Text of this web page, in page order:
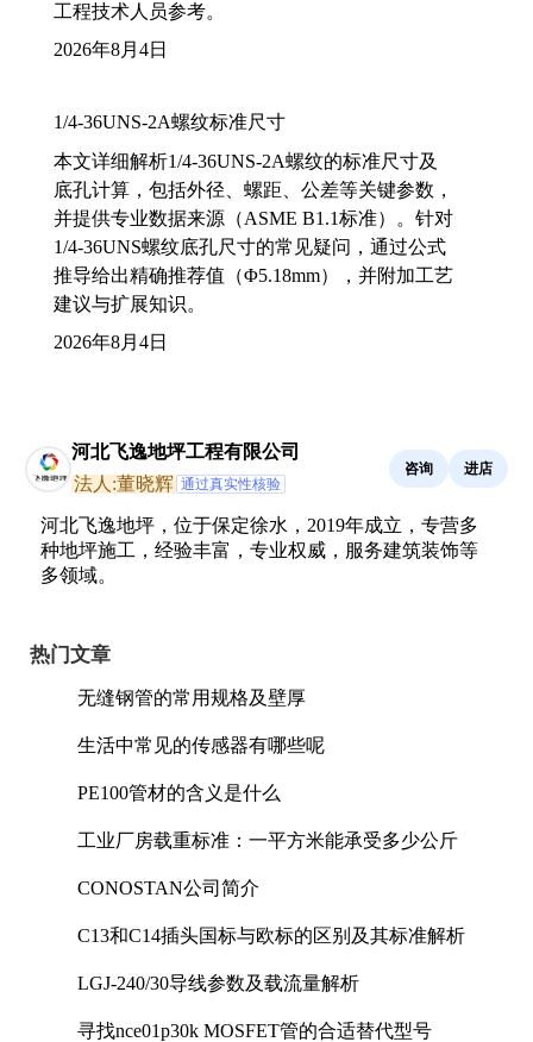
工程技术人员参考。
2026年8月4日
1/4-36UNS-2A螺纹标准尺寸
本文详细解析1/4-36UNS-2A螺纹的标准尺寸及
底孔计算，包括外径、螺距、公差等关键参数，
并提供专业数据来源（ASME B1.1标准）。针对
1/4-36UNS螺纹底孔尺寸的常见疑问，通过公式
推导给出精确推荐值（Φ5.18mm），并附加工艺
建议与扩展知识。
2026年8月4日
河北飞逸地坪工程有限公司
法人:董晓辉 通过真实性核验
咨询 进店
河北飞逸地坪，位于保定徐水，2019年成立，专营多
种地坪施工，经验丰富，专业权威，服务建筑装饰等
多领域。
热门文章
无缝钢管的常用规格及壁厚
生活中常见的传感器有哪些呢
PE100管材的含义是什么
工业厂房载重标准：一平方米能承受多少公斤
CONOSTAN公司简介
C13和C14插头国标与欧标的区别及其标准解析
LGJ-240/30导线参数及载流量解析
寻找nce01p30k MOSFET管的合适替代型号